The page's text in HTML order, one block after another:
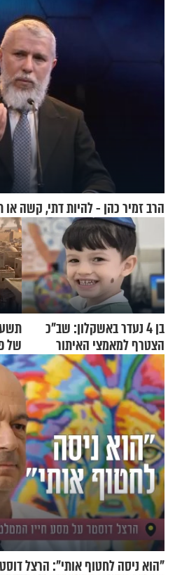
הרב זמיר כהן - להיות דתי, קשה או
בן 4 נעדר באשקלון: שב"כ
הצטרף למאמצי האיתור
של
"הוא ניסה לחטוף אותי": הרצל